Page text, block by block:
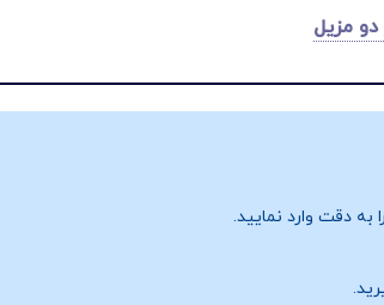
مزیل
دقت وارد نمایید.